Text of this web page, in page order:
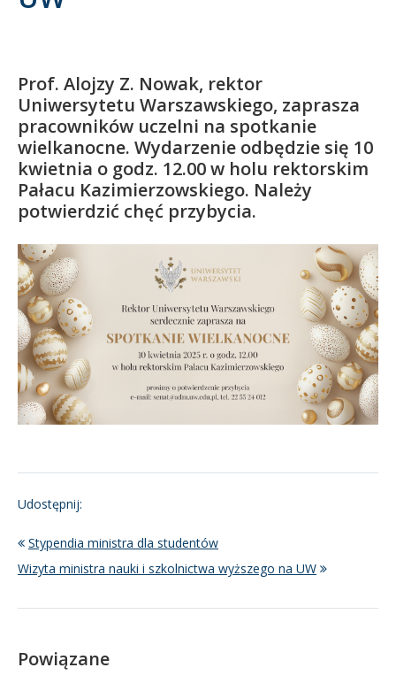
Absolwent
Prof. Alojzy Z. Nowak, rektor
Uniwersytetu Warszawskiego, zaprasza
pracowników uczelni na spotkanie
wielkanocne. Wydarzenie odbędzie się 10
kwietnia o godz. 12.00 w holu rektorskim
Pałacu Kazimierzowskiego. Należy
potwierdzić chęć przybycia.
Udostępnij:
Stypendia ministra dla studentów
Wizyta ministra nauki i szkolnictwa wyższego na UW
Powiązane